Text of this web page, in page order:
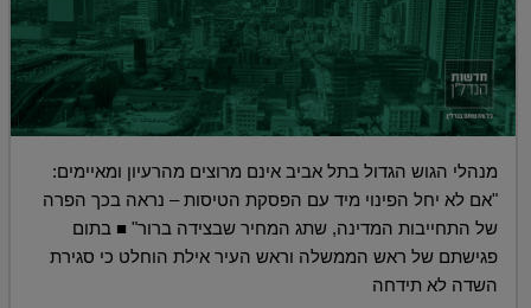
מנהלי הגוש הגדול בתל אביב אינם מרוצים מהרעיון ומאיימים:
"אם לא יחל הפינוי מיד עם הפסקת הטיסות – נראה בכך הפרה
של התחייבות המדינה, שתג המחיר שבצידה ברור" ■ בתום
פגישתם של ראש הממשלה וראש העיר אילת הוחלט כי סגירת
השדה לא תידחה